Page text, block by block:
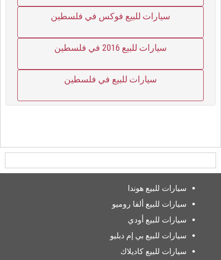
سيارات للبيع فوكس في فلسطين
سيارات للبيع 2016 في فلسطين
سيارات للبيع في فلسطين
سيارات للبيع هوندا
سيارات للبيع ألفا روميو
سيارات للبيع أودي
سيارات للبيع بي إم دبليو
سيارات للبيع كاديلاك